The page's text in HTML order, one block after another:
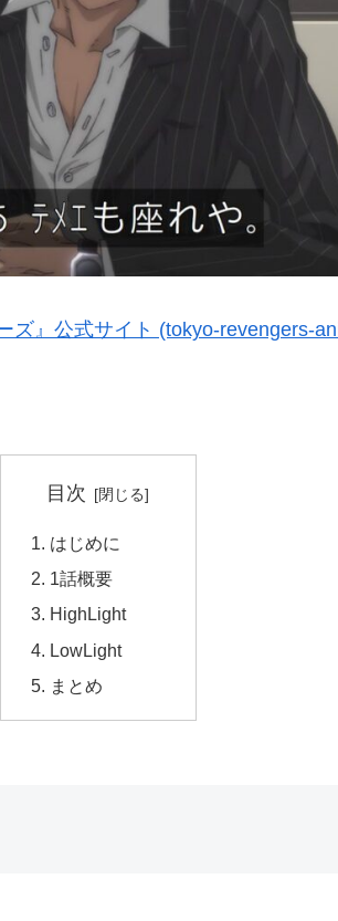
ズ』公式サイト (tokyo-revengers-
目次
はじめに
1話概要
HighLight
LowLight
まとめ